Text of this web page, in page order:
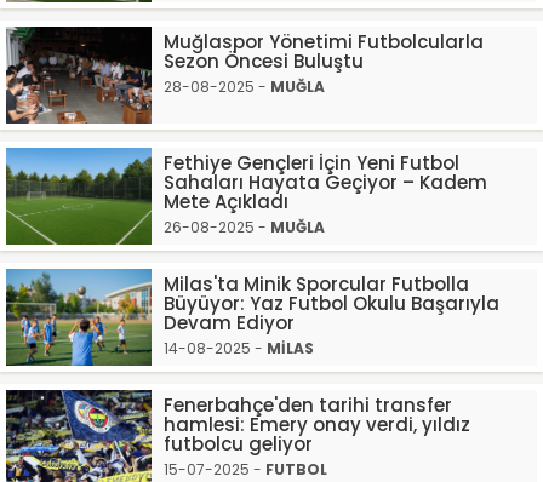
Muğlaspor Yönetimi Futbolcularla
Sezon Öncesi Buluştu
28-08-2025 - MUĞLA
Fethiye Gençleri İçin Yeni Futbol
Sahaları Hayata Geçiyor – Kadem
Mete Açıkladı
26-08-2025 - MUĞLA
Milas'ta Minik Sporcular Futbolla
Büyüyor: Yaz Futbol Okulu Başarıyla
Devam Ediyor
14-08-2025 - MİLAS
Fenerbahçe'den tarihi transfer
hamlesi: Emery onay verdi, yıldız
futbolcu geliyor
15-07-2025 - FUTBOL